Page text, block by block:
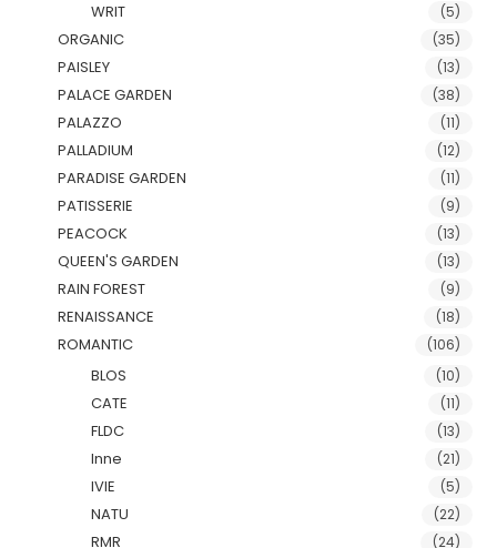
WRIT (5)
ORGANIC (35)
PAISLEY (13)
PALACE GARDEN (38)
PALAZZO (11)
PALLADIUM (12)
PARADISE GARDEN (11)
PATISSERIE (9)
PEACOCK (13)
QUEEN'S GARDEN (13)
RAIN FOREST (9)
RENAISSANCE (18)
ROMANTIC (106)
BLOS (10)
CATE (11)
FLDC (13)
Inne (21)
IVIE (5)
NATU (22)
RMR (24)